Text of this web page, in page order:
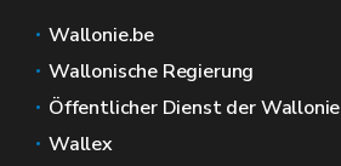
Wallonie.be
Wallonische Regierung
Öffentlicher Dienst der Wallonie
Wallex